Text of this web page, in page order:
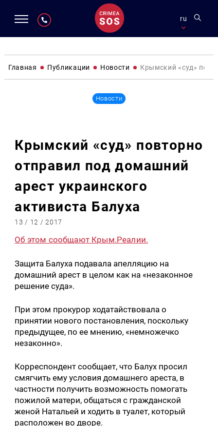
ru
Главная Публикации Новости Крымский «суд»
Новости
Крымский «суд» повторно
отправил под домашний
арест украинского
активиста Балуха
13 / 12 / 2017
Об этом сообщают Крым.Реалии.
Защита Балуха подавала апелляцию на
домашний арест в целом как на «незаконное
решение суда».
При этом прокурор ходатайствовала о
принятии нового постановления, поскольку
предыдущее, по ее мнению, «немножечко
незаконно».
Корреспондент сообщает, что Балух просил
смягчить ему условия домашнего ареста, в
частности получить возможность помогать
пожилой матери, общаться с гражданской
женой Натальей и ходить в туалет, который
расположен во дворе.